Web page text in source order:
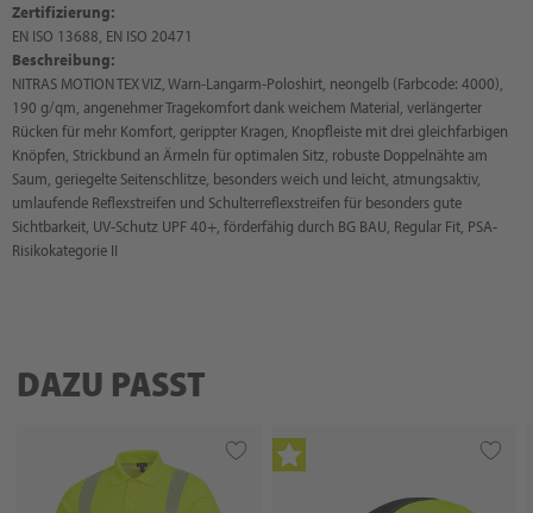
Zertifizierung:
EN ISO 13688, EN ISO 20471
Beschreibung:
NITRAS MOTION TEX VIZ, Warn-Langarm-Poloshirt, neongelb (Farbcode: 4000),
190 g/qm, angenehmer Tragekomfort dank weichem Material, verlängerter
Rücken für mehr Komfort, gerippter Kragen, Knopfleiste mit drei gleichfarbigen
Knöpfen, Strickbund an Ärmeln für optimalen Sitz, robuste Doppelnähte am
Saum, geriegelte Seitenschlitze, besonders weich und leicht, atmungsaktiv,
umlaufende Reflexstreifen und Schulterreflexstreifen für besonders gute
Sichtbarkeit, UV-Schutz UPF 40+, förderfähig durch BG BAU, Regular Fit, PSA-
Risikokategorie II
DAZU PASST